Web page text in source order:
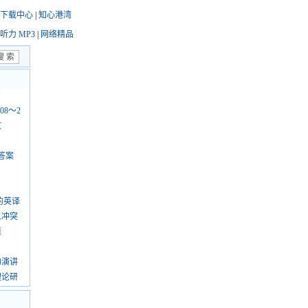
下载中心 知心港湾
听力 MP3 网络精品
～2
案
英译
突
讲
研